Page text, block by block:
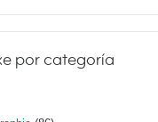
por categoría